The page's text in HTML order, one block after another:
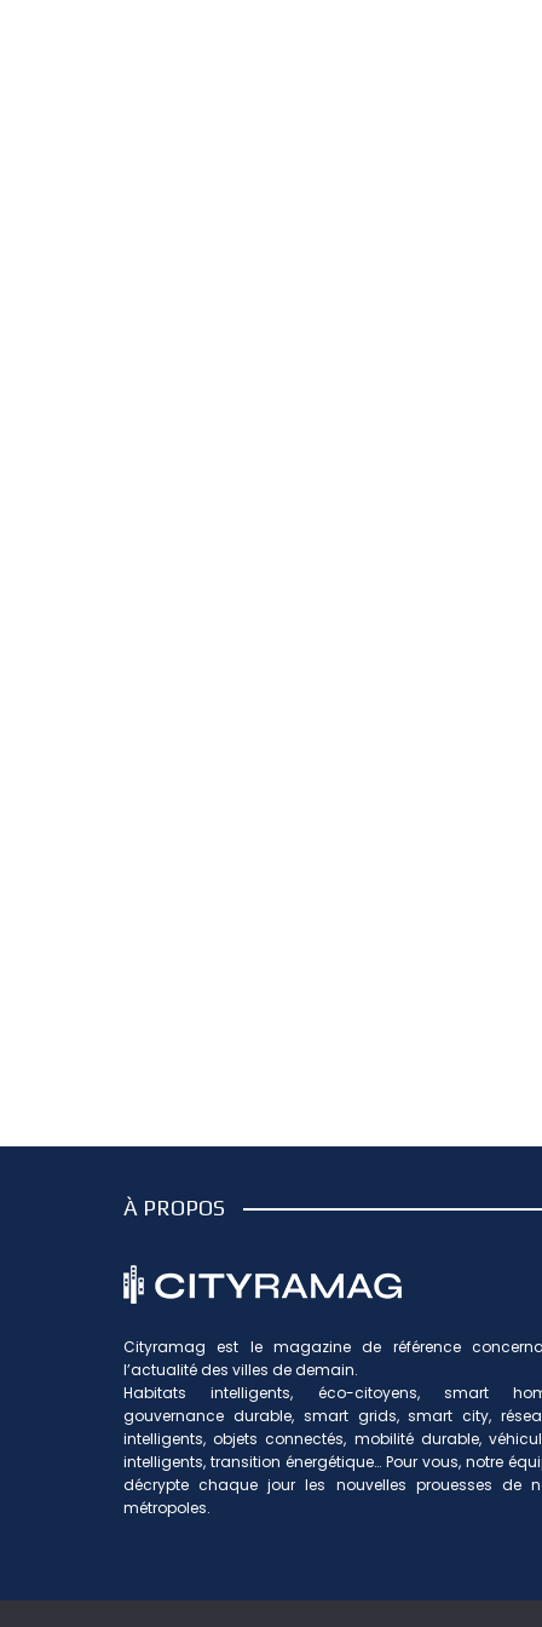
À PROPOS
Cityramag est le magazine de référence
l’actualité des villes de demain.
Habitats intelligents, éco-citoyens, smart
gouvernance durable, smart grids, smart city,
intelligents, objets connectés, mobilité durable,
intelligents, transition énergétique… Pour vous, notre
décrypte chaque jour les nouvelles prouesses de
métropoles.